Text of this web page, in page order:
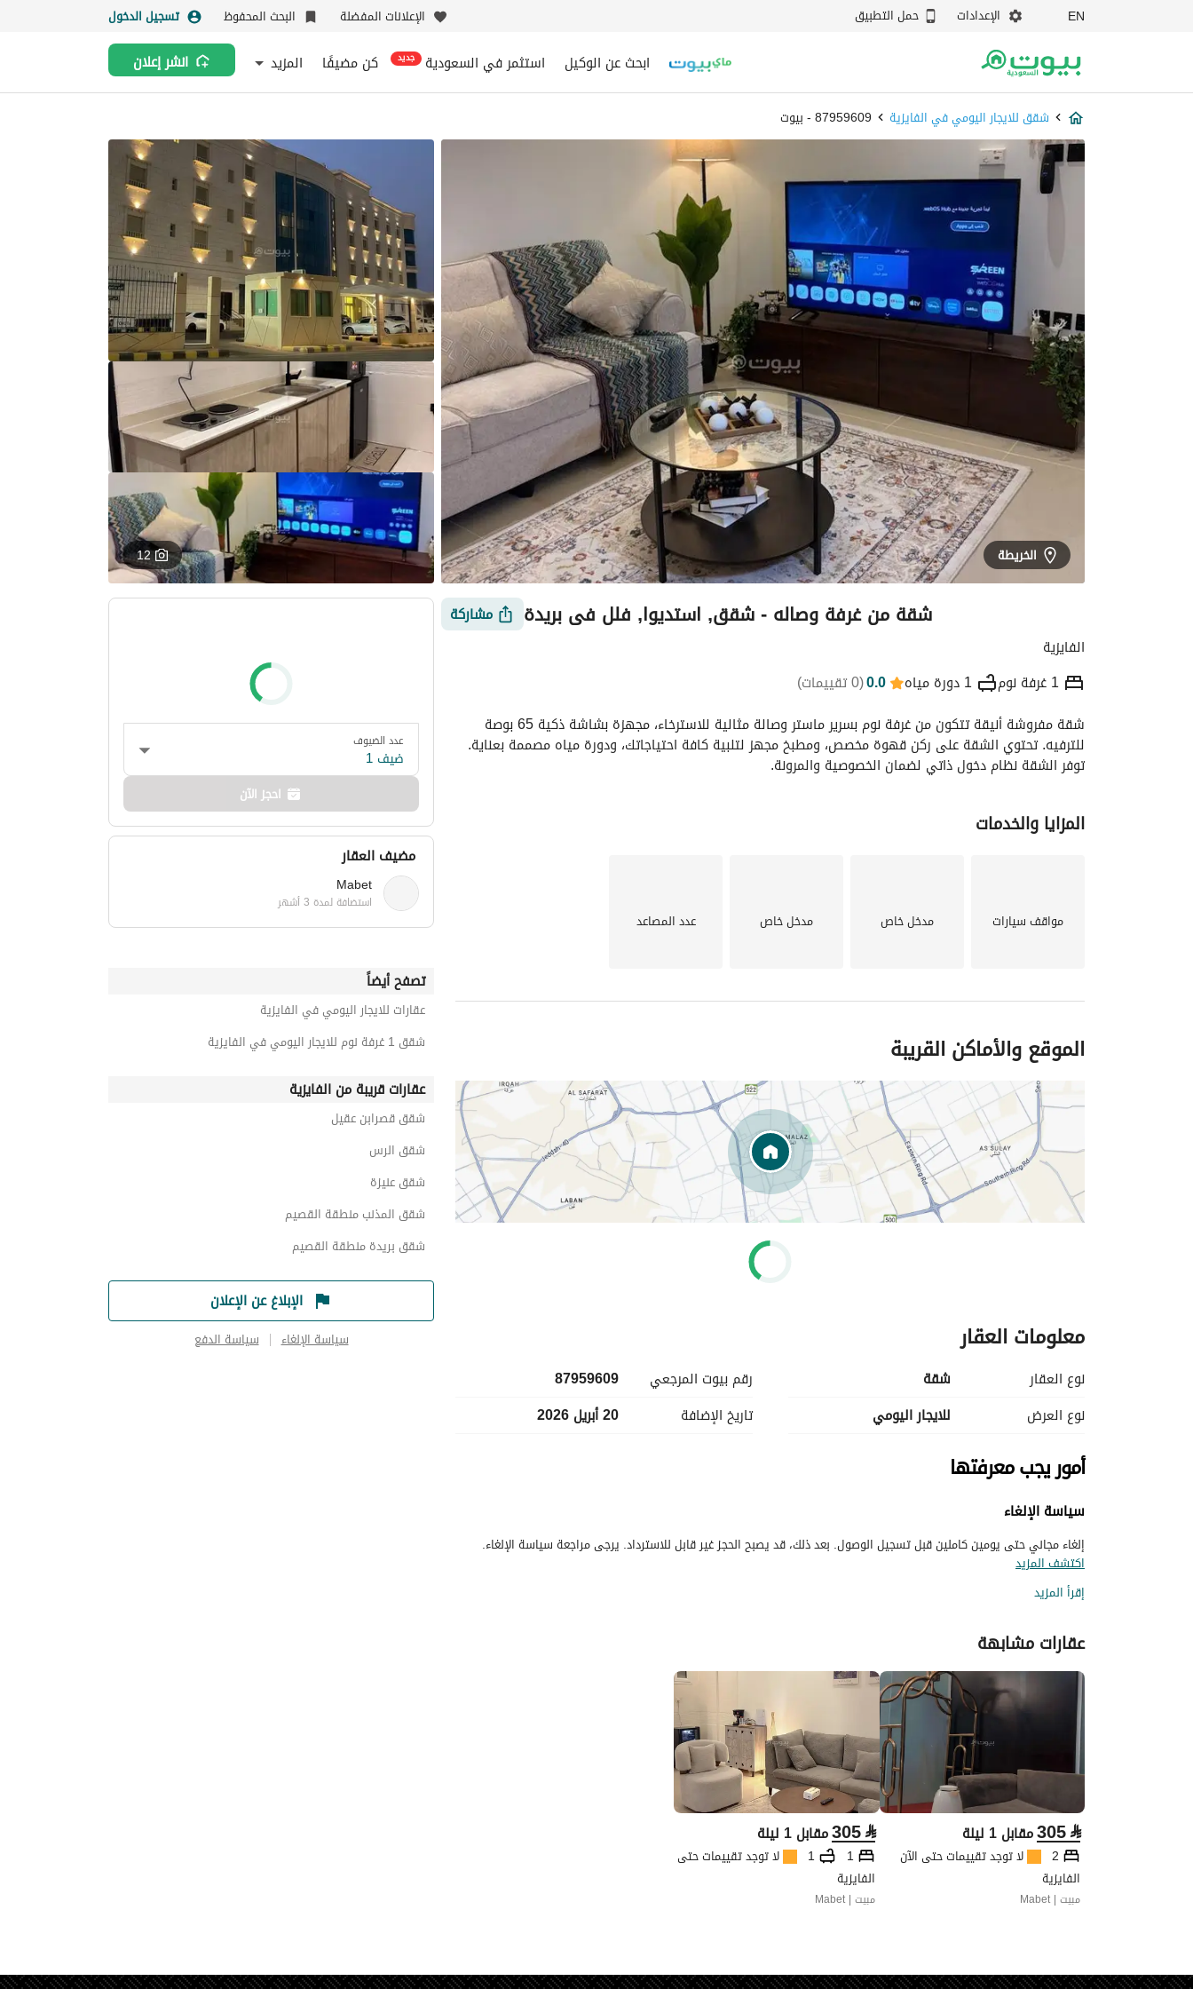
EN الإعدادات حمل التطبيق الإعلانات المفضلة البحث المحفوظ تسجيل الدخول
ابحث عن الوكيل استثمر في السعودية جديد كن مضيفًا المزيد انشر إعلان
شقق للايجار اليومي في الفايزية 87959609 - بيوت
الخريطة 12
شقة من غرفة وصاله - شقق, استديوا, فلل في بريدة
مشاركة
الفايزية
1 غرفة نوم 1 دورة مياه 0.0
(0 تقييمات )
التفاصيل الموقع والأماكن القريبة معلومات وزارة السياحة التقييمات معلومات العقار أمور يجب معرفتها
توفر الشقة نظام دخول ذاتي لضمان الخصوصية والمرونة.
المزايا والخدمات
مواقف سيارات مدخل خاص مدخل خاص عدد المصاعد
الموقع والأماكن القريبة
معلومات العقار
نوع العقار
شقة
نوع العرض
للايجار اليومي
رقم بيوت المرجعي
87959609
تاريخ الإضافة
20 أبريل 2026
أمور يجب معرفتها
سياسة الإلغاء
إلغاء مجاني حتى يومين كاملين قبل تسجيل الوصول. بعد ذلك، قد يصبح الحجز غير قابل للاسترداد. يرجى مراجعة سياسة الإلغاء.
اكتشف المزيد
إقرأ المزيد
عقارات مشابهة
⃁
305مقابل 1 ليلة
2
لا توجد تقييمات حتى الآن
الفايزية
مبيت | Mabet
⃁
305مقابل 1 ليلة
1
1
لا توجد تقييمات حتى الآن
الفايزية
مبيت | Mabet
عدد الضيوف
ضيف 1
احجز الآن
مضيف العقار
Mabet
استضافة لمدة 3 أشهر
تصفح أيضاً
عقارات للايجار اليومي في الفايزية
شقق 1 غرفة نوم للايجار اليومي في الفايزية
عقارات قريبة من الفايزية
شقق قصرابن عقيل
شقق الرس
شقق عنيزة
شقق المذنب منطقة القصيم
شقق بريدة منطقة القصيم
الإبلاغ عن الإعلان
سياسة الإلغاء سياسة الدفع